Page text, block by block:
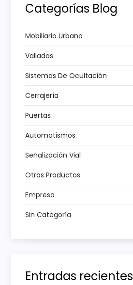
ó
n
d
e
e
n
t
r
a
d
a
s
Categorías Blog
Mobiliario Urbano
Vallados
Sistemas De Ocultación
Cerrajería
Puertas
Automatismos
Señalización Vial
Otros Productos
Empresa
Sin Categoría
Entradas recientes